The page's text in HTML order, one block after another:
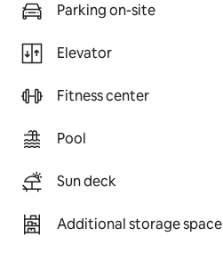
Parking on-site
Elevator
Fitness center
Pool
Sun deck
Additional storage space